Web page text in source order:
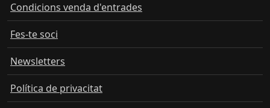
Condicions venda d'entrades
Fes-te soci
Newsletters
Política de privacitat